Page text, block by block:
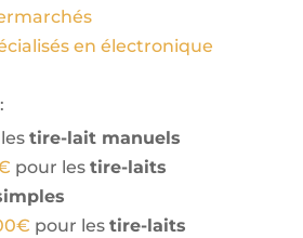
en électronique
tire-lait manuels
pour les tire-laits
pour les tire-laits